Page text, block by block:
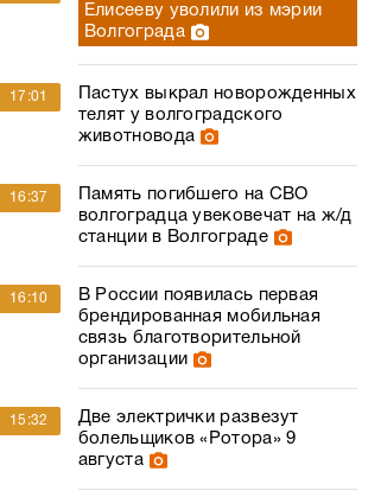
Елисееву уволили из мэрии
Волгограда
17:01
Пастух выкрал новорожденных
телят у волгоградского
животновода
16:37
Память погибшего на СВО
волгоградца увековечат на ж/д
станции в Волгограде
16:10
В России появилась первая
брендированная мобильная
связь благотворительной
организации
15:32
Две электрички развезут
болельщиков «Ротора» 9
августа